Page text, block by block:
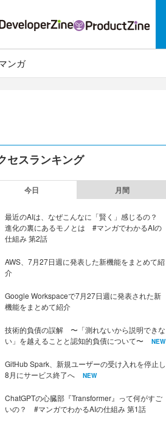
ンガ
セスランキング
今日 月間
最近のAIは、なぜこんなに「賢く」感じるの？
進化の裏にあるモノとは #マンガでわかるAIの
仕組み 第2話
AWS、7月27日週に発表した新機能をまとめて紹
介
Google Workspaceで7月27日週に発表された新
機能をまとめて紹介
技術的負債の誤解 〜「測れないから説明できな
い」を越えることと認知的負債について〜
NEW
GitHub Spark、新規ユーザーの受け入れを停止し
8月にサービス終了へ
NEW
ChatGPTの心臓部『Transformer』って何がすご
いの？ #マンガでわかるAIの仕組み 第1話